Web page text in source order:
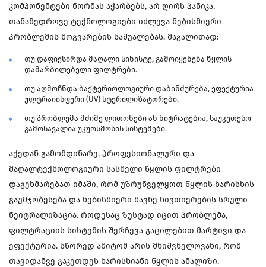
კომპონენტები ნორმას აჭარბებს, არ ღირს პანიკა.
თანამედროვე ტექნოლოგიები იძლევა ნებისმიერი
პრობლემის მოგვარების საშუალებას. მაგალითად:
თუ დაფიქსირდა მაღალი სიხისტე, გამოიყენება წყლის
დამარბილებელი ფილტრები.
თუ აღმოჩნდა ბაქტერიოლოგიური დაბინძურება, ეფექტურია
ულტრაიისფერი (UV) სტერილიზატორები.
თუ პრობლემა მძიმე ლითონები ან ნიტრატებია, საუკეთესო
გამოსავალია უკუოსმოსის სისტემები.
აქედან გამომდინარე, პროფესიონალური და
მაღალტექნოლოგიური სასმელი წყლის ფილტრები
დაგეხმარებათ იმაში, რომ უზრუნველყოთ წყლის ხარისხის
გაუმჯობესება და ნებისმიერი მავნე ნივთიერების სრული
ნეიტრალიზაცია. როდესაც ზუსტად იცით პრობლემა,
ფილტრაციის სისტემის შერჩევა გაცილებით მარტივი და
ეფექტურია. სწორედ ამიტომ არის მნიშვნელოვანი, რომ
თავიდანვე გაკეთდეს ხარისხიანი წყლის ანალიზი.